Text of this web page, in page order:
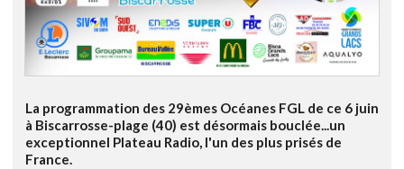
La programmation des 29èmes Océanes FGL de ce 6 juin
à Biscarrosse-plage (40) est désormais bouclée...un
exceptionnel Plateau Radio, l'un des plus prisés de
France.